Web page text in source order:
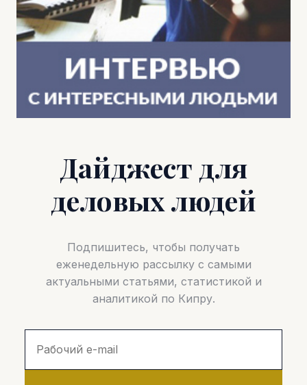
Дайджест для
деловых людей
Подпишитесь, чтобы получать
еженедельную рассылку с самыми
актуальными статьями, статистикой и
аналитикой по Кипру.